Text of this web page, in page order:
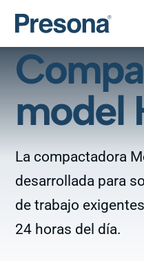
model
La compactadora
desarrollada para
de trabajo
24 horas del día.